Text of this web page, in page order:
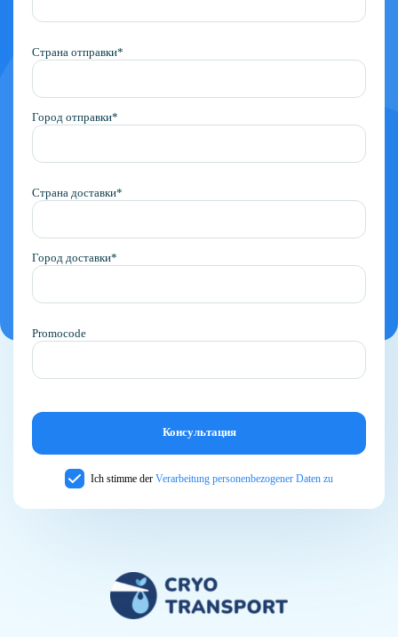
Страна отправки*
Город отправки*
Страна доставки*
Город доставки*
Promocode
Ich stimme der Verarbeitung personenbezogener Daten zu